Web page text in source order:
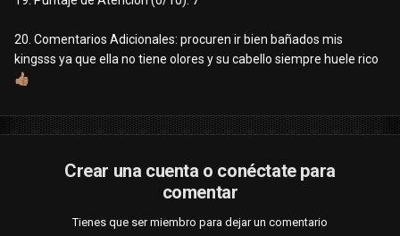
20. Comentarios Adicionales: procuren ir bien bañados mis
kingsss ya que ella no tiene olores y su cabello siempre huele rico
👍🏽
Crear una cuenta o conéctate para
comentar
Tienes que ser miembro para dejar un comentario